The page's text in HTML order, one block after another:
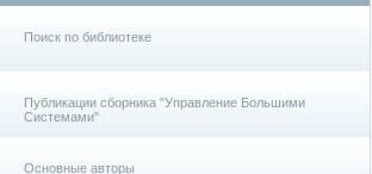
Поиск по библиотеке
Публикации сборника "Управление Большими
Системами"
Основные авторы